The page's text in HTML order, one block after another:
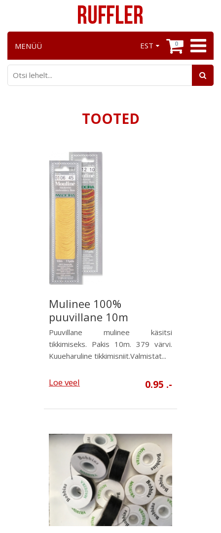
EST 0
MENÜÜ
TOOTED
Mulinee 100%
puuvillane 10m
Puuvillane mulinee käsitsi
tikkimiseks. Pakis 10m. 379 värvi.
Kuueharuline tikkimisniit.Valmistat...
Loe veel 0.95 .-